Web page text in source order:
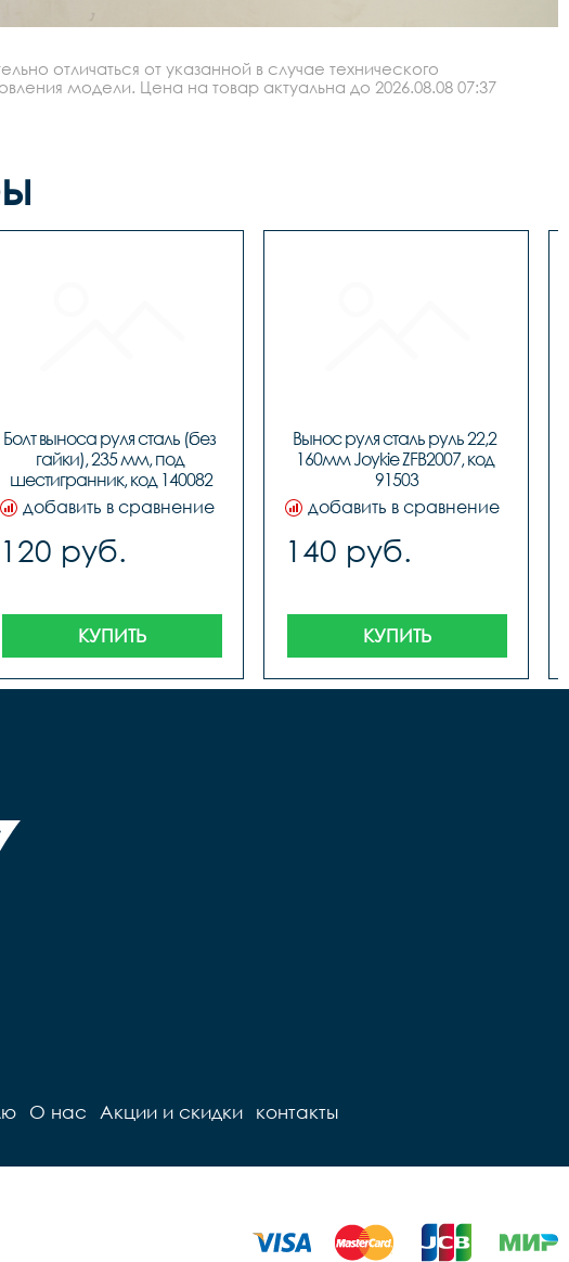
отличаться от указанной в случае технического
модели. Цена на товар актуальна до 2026.08.08 07:37
Болт выноса руля сталь (без
гайки), 235 мм, под
шестигранник, код 140082
добавить в сравнение
120 руб.
КУПИТЬ
Вынос руля сталь руль 22,2
160мм Joykie ZFB2007, код
91503
добавить в сравнение
140 руб.
КУПИТЬ
О нас Акции и скидки контакты